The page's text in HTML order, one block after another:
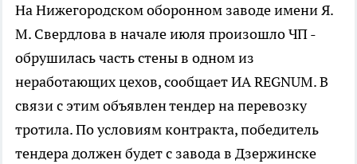
На Нижегородском оборонном заводе имени Я.
М. Свердлова в начале июля произошло ЧП -
обрушилась часть стены в одном из
неработающих цехов, сообщает ИА REGNUM. В
связи с этим объявлен тендер на перевозку
тротила. По условиям контракта, победитель
тендера должен будет с завода в Дзержинске